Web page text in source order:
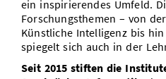
ein inspirierendes Umfeld.
Forschungsthemen – von
Künstliche Intelligenz bis
spiegelt sich auch in der
Seit 2015 stiften die